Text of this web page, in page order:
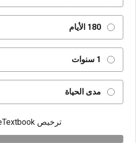
180 الأيام
1 سنوات
مدى الحياة
ترخيص eTextbook